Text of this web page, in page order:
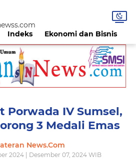
Indeks Ekonomi dan Bisnis
Porwada IV Sumsel,
3 Medali Emas
News.Com
2024 | Desember 07, 2024 WIB